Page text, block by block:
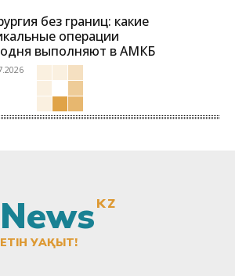
без границ: какие
операции
выполняют в АМКБ
KZ
УАҚЫТ!